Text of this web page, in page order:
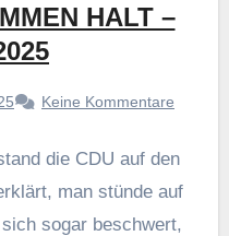
HALT –
Keine Kommentare
die CDU auf den
man stünde auf
sogar beschwert,